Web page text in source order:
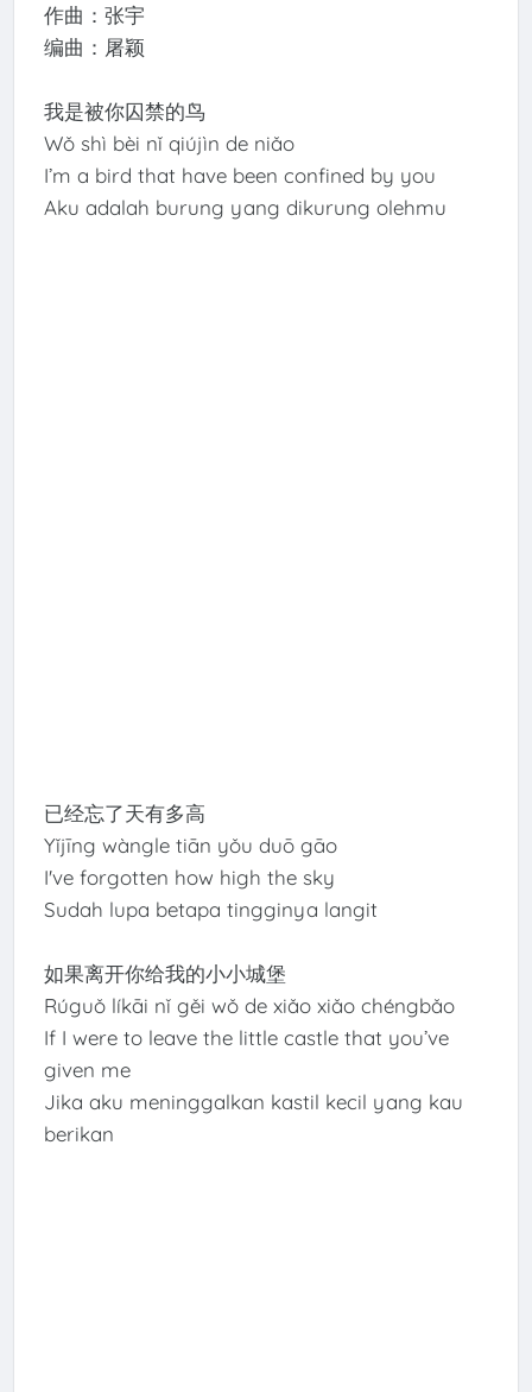
作曲：张宇
编曲：屠颖
我是被你囚禁的鸟
Wǒ shì bèi nǐ qiújìn de niǎo
I’m a bird that have been confined by you
Aku adalah burung yang dikurung olehmu
已经忘了天有多高
Yǐjīng wàngle tiān yǒu duō gāo
I've forgotten how high the sky
Sudah lupa betapa tingginya langit
如果离开你给我的小小城堡
Rúguǒ líkāi nǐ gěi wǒ de xiǎo xiǎo chéngbǎo
If I were to leave the little castle that you’ve
given me
Jika aku meninggalkan kastil kecil yang kau
berikan